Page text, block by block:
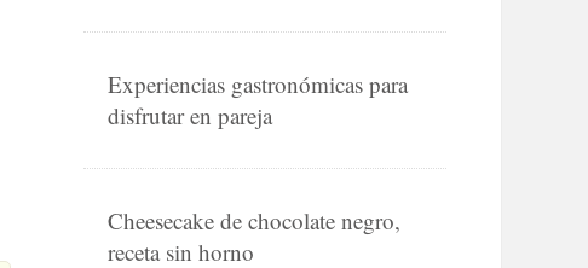
Experiencias gastronómicas para
disfrutar en pareja
Cheesecake de chocolate negro,
receta sin horno